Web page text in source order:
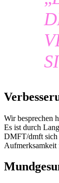
Wir besprechen
Es ist durch
DMFT/dmft sich
Aufmerksamkeit